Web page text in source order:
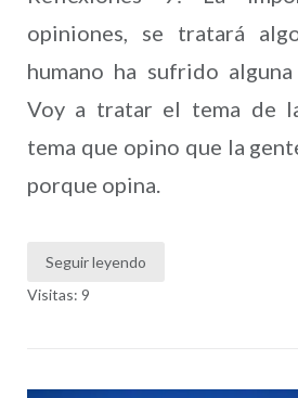
opiniones, se tratará
humano ha sufrido
Voy a tratar el tema de
tema que opino que la
porque opina.
Seguir leyendo
Visitas: 9